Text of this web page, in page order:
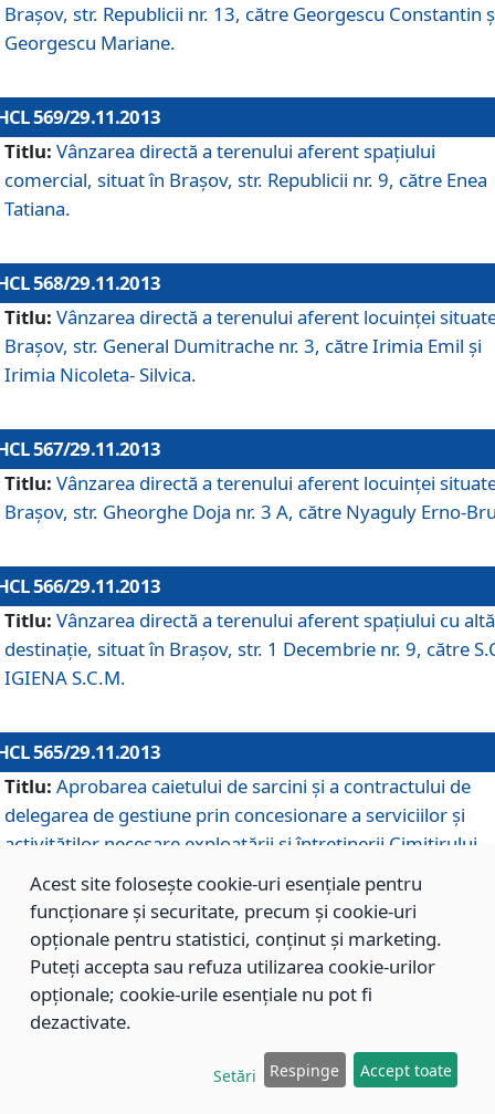
Braşov, str. Republicii nr. 13, către Georgescu Constantin
Georgescu Mariane.
569/29.11.2013
Titlu: Vânzarea directă a terenului aferent spaţiului
comercial, situat în Braşov, str. Republicii nr. 9, către Enea
Tatiana.
568/29.11.2013
Titlu: Vânzarea directă a terenului aferent locuinţei
Braşov, str. General Dumitrache nr. 3, către Irimia Emil şi
Irimia Nicoleta- Silvica.
567/29.11.2013
Titlu: Vânzarea directă a terenului aferent locuinţei
Braşov, str. Gheorghe Doja nr. 3 A, către Nyaguly Erno-
566/29.11.2013
Titlu: Vânzarea directă a terenului aferent spaţiului cu altă
destinaţie, situat în Braşov, str. 1 Decembrie nr. 9, către
IGIENA S.C.M.
565/29.11.2013
Titlu: Aprobarea caietului de sarcini şi a contractului de
delegarea de gestiune prin concesionare a serviciilor şi
activităţilor necesare exploatării şi întreţinerii Cimitirului
Municipal Braşov situat în str. Dimitrie Anghel nr. 19.
564/29.11.2013
Titlu: Completarea şi modificarea H.C.L. nr. 446/2013,
care s-a aprobat studiul de fundamentare pentru
Acest site folosește cookie-uri esențiale pentru
funcționare și securitate, precum și cookie-uri
opționale pentru statistici, conținut și marketing.
Puteți accepta sau refuza utilizarea cookie-urilor
opționale; cookie-urile esențiale nu pot fi
dezactivate.
Setări Respinge Accept toate